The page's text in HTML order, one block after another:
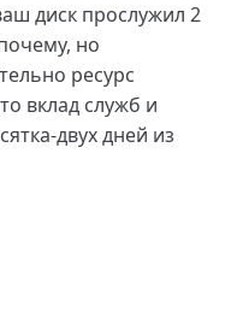
диск прослужил 2
но
ресурс
вклад служб и
двух дней из